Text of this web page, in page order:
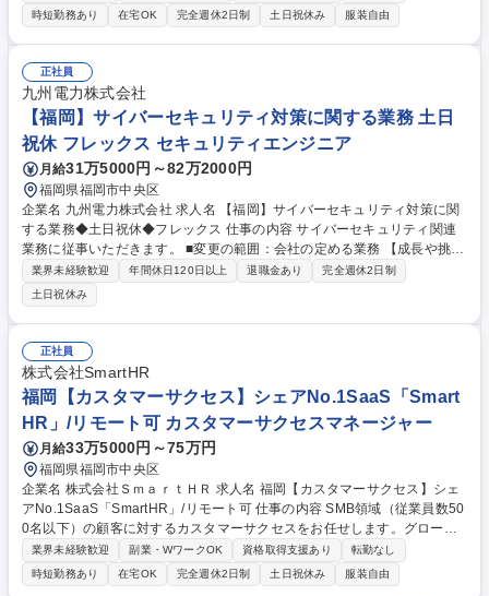
【業務内容】 ■インサイドセールスが初回商談まで獲得した見込み顧客へ
の提案および受注導入までのクロージング ■顧客の経営課題に紐づく人事
労務課題のヒアリングと解決策提示 ■SmartHRが提供している他サービス
（マルチプロダクト）を活用した業務効率化およびデータ活用提案 ■企業
の成長規模に応じた戦略立案と実行、PDCAによる改善 募集職種 福岡
【ソリューションセールス】シェアNo.1SaaS『SmartHR』/リモート可
時短勤務あり
在宅OK 完全週休2日制 土日祝休み 服装自由
正社員
九州電力株式会社
【福岡】サイバーセキュリティ対策に関する業務 土日
祝休 フレックス セキュリティエンジニア
月給31万5000円～82万2000円
福岡県福岡市中央区
企業名 九州電力株式会社 求人名 【福岡】サイバーセキュリティ対策に関
する業務◆土日祝休◆フレックス 仕事の内容 サイバーセキュリティ関連
業務に従事いただきます。 ■変更の範囲：会社の定める業務 【成長や挑戦
を後押しする環境】個人の思い（Will）と九電グループのビジョンを結び
付け、人と組織が共に成長しながら価値創出につなげていく人的資本経営
を推進しています。事業を支える専門力の向上に加え、社員の自律的な成
長と学びを支援する教育・研修の充実、多様な人材が活躍できる環境をつ
くるための人事評価・処遇制度の見直しなど、自律的な成長・挑戦を支援
する環境整備にも積極的に取り組んでいます。 募集職種 【福岡】サイバ
ーセキュリティ対策に関する業務◆土日祝休◆フレックス
業界未経験歓迎 年間休日120日以上 退職金あり
完全週休2日制
土日祝休み
正社員
株式会社SmartHR
福岡【カスタマーサクセス】シェアNo.1SaaS「Smart
HR」/リモート可 カスタマーサクセスマネージャー
月給33万5000円～75万円
福岡県福岡市中央区
企業名 株式会社ＳｍａｒｔＨＲ 求人名 福岡【カスタマーサクセス】シェ
アNo.1SaaS「SmartHR」/リモート可 仕事の内容 SMB領域（従業員数50
0名以下）の顧客に対するカスタマーサクセスをお任せします。グロース
マーケット領域ではより多くのお客様に対し効率良く対応することが求め
られ、「品質を落とさずにスケールできる」 CSの実現を目指します。ご
経験・適性に応じて(1)機能実装カスタマーサクセス（労務分野）(2)リニ
業界未経験歓迎 副業・WワークOK 資格取得支援あり
転勤なし
時短勤務あり
在宅OK 完全週休2日制 土日祝休み 服装自由